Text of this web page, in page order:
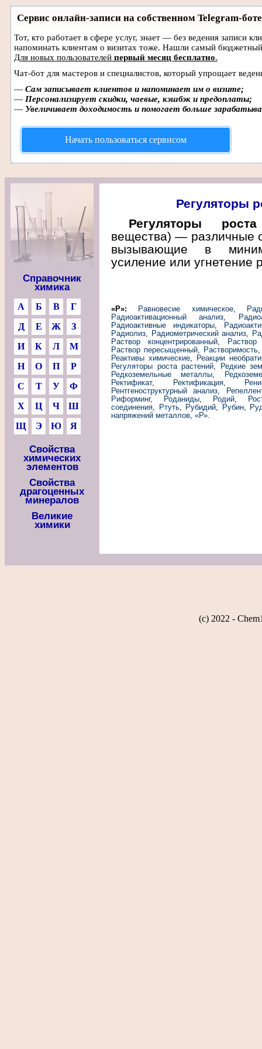
Сервис онлайн-записи на собственном Telegram-боте
Тот, кто работает в сфере услуг, знает — без ведения записи
напоминать клиентам о визитах тоже. Нашли самый
Для новых пользователей первый месяц бесплатно.
Чат-бот для мастеров и специалистов, который упрощает
— Сам записывает клиентов и напоминает им о визите;
— Персонализирует скидки, чаевые, кэшбэк и предоплаты;
— Увеличивает доходимость и помогает больше
Начать пользоваться сервисом
Справочник
химика
А Б В
Г
Д
Е Ж
З
И
К Л
М
Н
О П
Р
С
Т У
Ф
Х
Ц Ч
Ш
Щ
Э Ю Я
Свойства
химических
элементов
Свойства
драгоценных
минералов
Великие
химики
Регуляторы
Регуляторы
вещества) — различные
вызывающие в
усиление или угнетение
«Р»: Равновесие химическое,
Радиоактивационный анализ,
Радиоактивные индикаторы,
Радиолиз, Радиометрический анализ,
Раствор концентрированный,
Раствор пересыщенный, Растворимость
Реактивы химические,
Реакции
Регуляторы роста растений,
Редкие
Редкоземельные металлы,
Ректификат, Ректификация,
Рентгеноструктурный анализ,
Риформинг, Роданиды, Родий,
соединения, Ртуть, Рубидий, Рубин,
напряжений металлов, «Р».
(c) 2022 -